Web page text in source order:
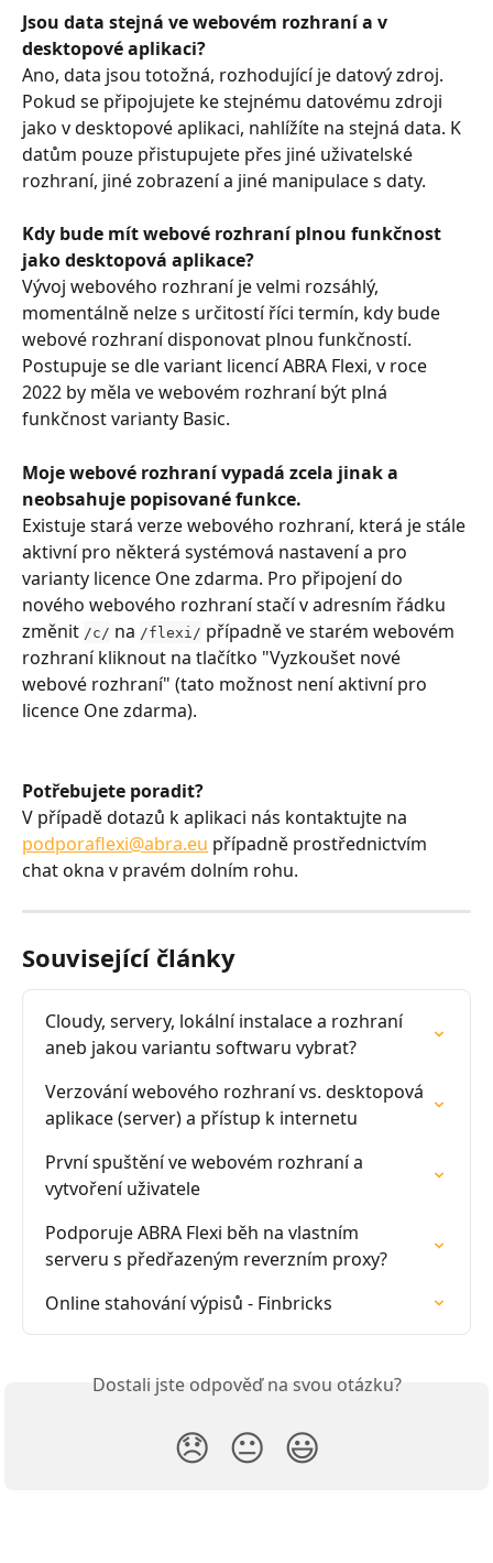
Jsou data stejná ve webovém rozhraní a v
desktopové aplikaci?
Ano, data jsou totožná, rozhodující je datový zdroj.
Pokud se připojujete ke stejnému datovému zdroji
jako v desktopové aplikaci, nahlížíte na stejná data. K
datům pouze přistupujete přes jiné uživatelské
rozhraní, jiné zobrazení a jiné manipulace s daty.
Kdy bude mít webové rozhraní plnou funkčnost
jako desktopová aplikace?
Vývoj webového rozhraní je velmi rozsáhlý,
momentálně nelze s určitostí říci termín, kdy bude
webové rozhraní disponovat plnou funkčností.
Postupuje se dle variant licencí ABRA Flexi, v roce
2022 by měla ve webovém rozhraní být plná
funkčnost varianty Basic.
Moje webové rozhraní vypadá zcela jinak a
neobsahuje popisované funkce.
Existuje stará verze webového rozhraní, která je stále
aktivní pro některá systémová nastavení a pro
varianty licence One zdarma. Pro připojení do
nového webového rozhraní stačí v adresním řádku
změnit /c/ na /flexi/ případně ve starém webovém
rozhraní kliknout na tlačítko "Vyzkoušet nové
webové rozhraní" (tato možnost není aktivní pro
licence One zdarma).
Potřebujete poradit?
V případě dotazů k aplikaci nás kontaktujte na
podporaflexi@abra.eu případně prostřednictvím
chat okna v pravém dolním rohu.
Související články
Cloudy, servery, lokální instalace a rozhraní
aneb jakou variantu softwaru vybrat?
Verzování webového rozhraní vs. desktopová
aplikace (server) a přístup k internetu
První spuštění ve webovém rozhraní a
vytvoření uživatele
Podporuje ABRA Flexi běh na vlastním
serveru s předřazeným reverzním proxy?
Online stahování výpisů - Finbricks
Dostali jste odpověď na svou otázku?
😞 😐 😃